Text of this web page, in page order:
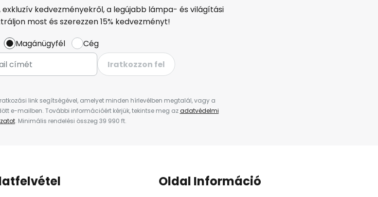
kedvezményekről, a legújabb lámpa- és világítási
most és szerezzen 15% kedvezményt!
Magánügyfél
Cég
Iratkozzon fel
link segítségével, amelyet minden hírlevélben megtalál, vagy a
e-mailben. További információért kérjük, tekintse meg azadatvédelmi
. Minimális rendelési összeg 39 990 ft.
Oldal Információ